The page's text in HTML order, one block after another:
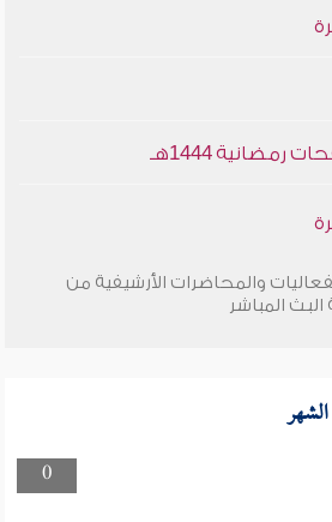
1444هـ
والمحاضرات الأرشيفية من
المباشر
الشهر
0